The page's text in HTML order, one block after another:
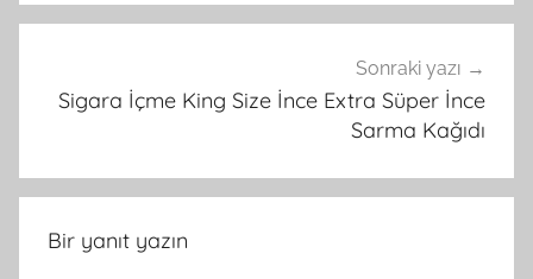
Sonraki yazı
Sigara İçme King Size İnce Extra Süper İnce
Sarma Kağıdı
Bir yanıt yazın